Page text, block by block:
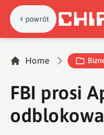
powrót
Home
FBI prosi